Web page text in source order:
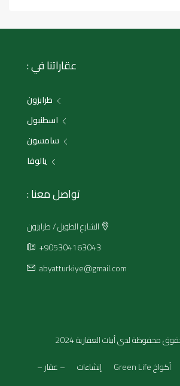
عقاراتنا في :
طرابزون
اسطنبول
سامسون
يالوفا
تواصل معنا :
الشارع الطويل / طرابزون
+905304163043
abyatturkiye@gmail.com
محفوظة لدى أبيات العقارية 2024
أكواخ Green Life إنشاءات
– عقار –